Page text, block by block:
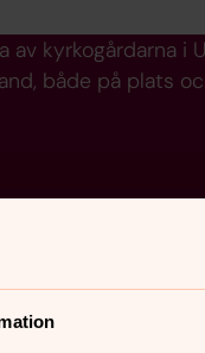
kyrkogårdarna i
både på plats